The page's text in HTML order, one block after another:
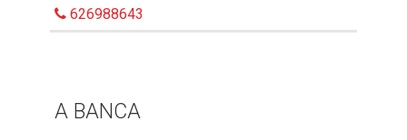
626988643
A BANCA